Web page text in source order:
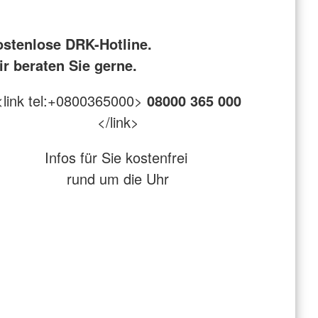
DRK-Hotline.
beraten Sie gerne.
tel:+0800365000> 08000 365 000
</link>
Infos für Sie kostenfrei
rund um die Uhr